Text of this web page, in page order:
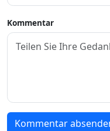
Kommentar
Kommentar